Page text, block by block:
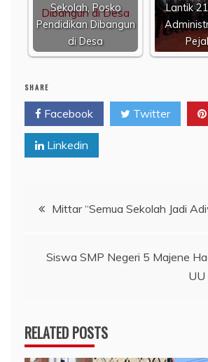
Sekolah, Posko
Pendidikan Dibangun
di Desa
Lantik
SHARE
Facebook Twitter
Linkedin
Navigasi
Mittar “Semua Sekolah Jadi
Siswa SMP Negeri 5 Majene
UU
RELATED POSTS